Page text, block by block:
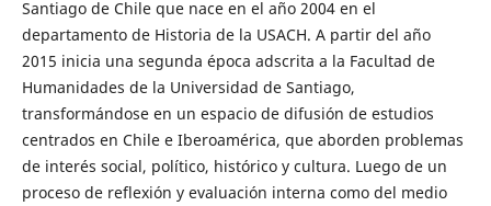
Santiago de Chile que nace en el año 2004 en el
departamento de Historia de la USACH. A partir del año
2015 inicia una segunda época adscrita a la Facultad de
Humanidades de la Universidad de Santiago,
transformándose en un espacio de difusión de estudios
centrados en Chile e Iberoamérica, que aborden problemas
de interés social, político, histórico y cultura. Luego de un
proceso de reflexión y evaluación interna como del medio